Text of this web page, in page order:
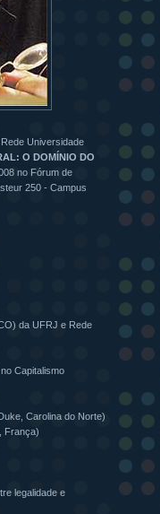
Universidade
O DOMÍNIO DO
no Fórum de
250 - Campus
da UFRJ e Rede
Capitalismo
Carolina do Norte)
França)
legalidade e